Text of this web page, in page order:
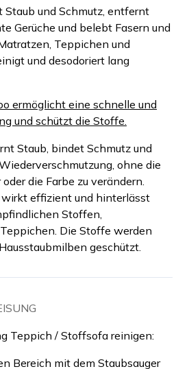
Staub und Schmutz, entfernt
Gerüche und belebt Fasern und
Teppichen und
und desodoriert lang
ermöglicht eine schnelle und
und schützt die Stoffe.
Staub, bindet Schmutz und
ohne die
die Farbe zu verändern.
wirkt effizient und hinterlässt
Stoffen,
Die Stoffe werden
geschützt.
Teppich / Stoffsofa reinigen:
Bereich mit dem Staubsauger